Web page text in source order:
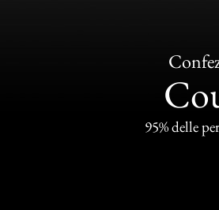
95% delle